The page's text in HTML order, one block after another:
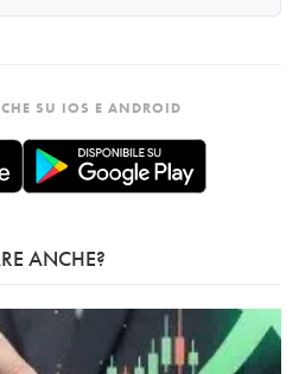
SU IOS E ANDROID
ANCHE?